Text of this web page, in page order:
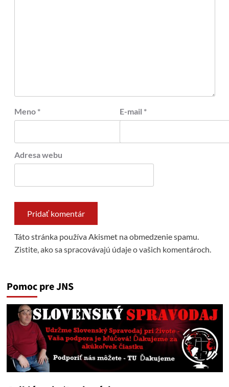
Meno * E-mail *
Adresa webu
Táto stránka používa Akismet na obmedzenie spamu.
Zistite, ako sa spracovávajú údaje o vašich komentároch.
Pomoc pre JNS